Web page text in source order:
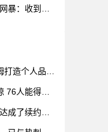
暴：收到数
打造个人品
76人能得到
成了续约一